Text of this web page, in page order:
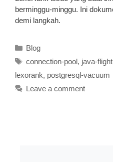
berminggu-minggu. Ini
demi langkah.
Categories
Blog
Tags
connection-pool, java-
lexorank, postgresql-vacuum
Leave a comment